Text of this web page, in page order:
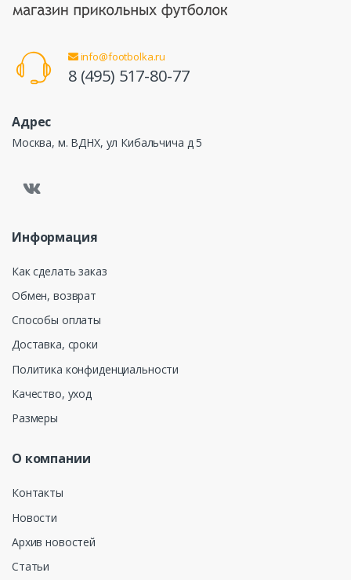
info@footbolka.ru
8 (495) 517-80-77
Адрес
Москва, м. ВДНХ, ул Кибальчича д 5
Информация
Как сделать заказ
Обмен, возврат
Способы оплаты
Доставка, сроки
Политика конфиденциальности
Качество, уход
Размеры
О компании
Контакты
Новости
Архив новостей
Статьи